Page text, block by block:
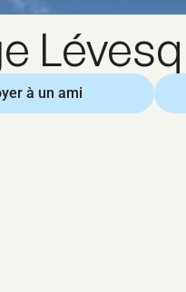
à un ami